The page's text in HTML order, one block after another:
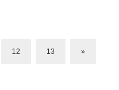
12 13 »